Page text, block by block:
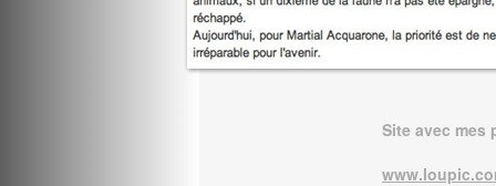
Site avec mes